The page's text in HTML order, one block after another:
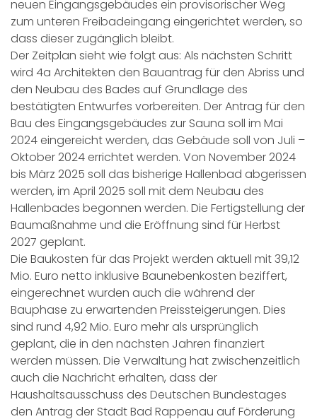
neuen Eingangsgebäudes ein provisorischer Weg
zum unteren Freibadeingang eingerichtet werden, so
dass dieser zugänglich bleibt.
Der Zeitplan sieht wie folgt aus: Als nächsten Schritt
wird 4a Architekten den Bauantrag für den Abriss und
den Neubau des Bades auf Grundlage des
bestätigten Entwurfes vorbereiten. Der Antrag für den
Bau des Eingangsgebäudes zur Sauna soll im Mai
2024 eingereicht werden, das Gebäude soll von Juli –
Oktober 2024 errichtet werden. Von November 2024
bis März 2025 soll das bisherige Hallenbad abgerissen
werden, im April 2025 soll mit dem Neubau des
Hallenbades begonnen werden. Die Fertigstellung der
Baumaßnahme und die Eröffnung sind für Herbst
2027 geplant.
Die Baukosten für das Projekt werden aktuell mit 39,12
Mio. Euro netto inklusive Baunebenkosten beziffert,
eingerechnet wurden auch die während der
Bauphase zu erwartenden Preissteigerungen. Dies
sind rund 4,92 Mio. Euro mehr als ursprünglich
geplant, die in den nächsten Jahren finanziert
werden müssen. Die Verwaltung hat zwischenzeitlich
auch die Nachricht erhalten, dass der
Haushaltsausschuss des Deutschen Bundestages
den Antrag der Stadt Bad Rappenau auf Förderung